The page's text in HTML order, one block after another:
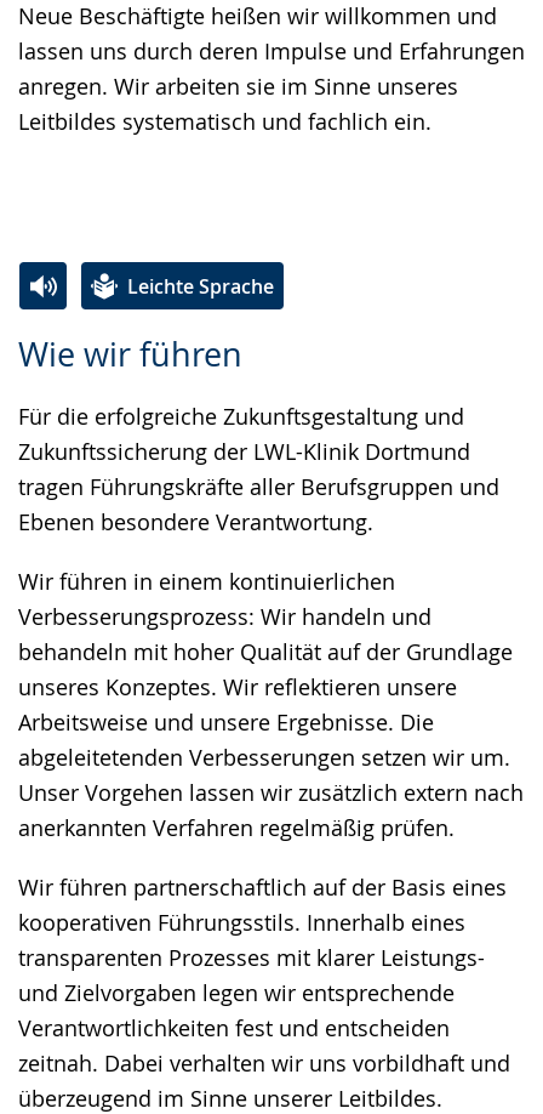
Neue Beschäftigte heißen wir willkommen und
lassen uns durch deren Impulse und Erfahrungen
anregen. Wir arbeiten sie im Sinne unseres
Leitbildes systematisch und fachlich ein.
Wie wir führen
Für die erfolgreiche Zukunftsgestaltung und
Zukunftssicherung der LWL-Klinik Dortmund
tragen Führungskräfte aller Berufsgruppen und
Ebenen besondere Verantwortung.
Wir führen in einem kontinuierlichen
Verbesserungsprozess: Wir handeln und
behandeln mit hoher Qualität auf der Grundlage
unseres Konzeptes. Wir reflektieren unsere
Arbeitsweise und unsere Ergebnisse. Die
abgeleitetenden Verbesserungen setzen wir um.
Unser Vorgehen lassen wir zusätzlich extern nach
anerkannten Verfahren regelmäßig prüfen.
Wir führen partnerschaftlich auf der Basis eines
kooperativen Führungsstils. Innerhalb eines
transparenten Prozesses mit klarer Leistungs-
und Zielvorgaben legen wir entsprechende
Verantwortlichkeiten fest und entscheiden
zeitnah. Dabei verhalten wir uns vorbildhaft und
überzeugend im Sinne unserer Leitbildes.
Leichte Sprache
Leichten
wechseln.
Audio-
Video
Deutscher
Gebärdensprache
wird
angezeigt.